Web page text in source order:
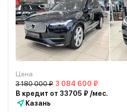
Цена
3 180 000 ₽ 3 084 600 ₽
В кредит от 33705 ₽ /мес.
Казань